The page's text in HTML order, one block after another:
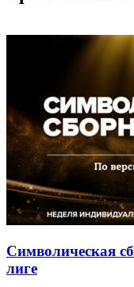
Символическая
лиге